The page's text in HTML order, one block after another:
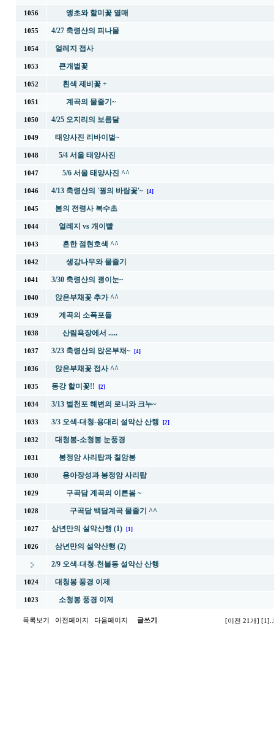
1056 앵초와 할미꽃 열매
1055 4/27 축령산의 피나물
1054 얼레지 접사
1053 큰개별꽃
1052 흰색 제비꽃 +
1051 계곡의 물줄기~
1050 4/25 오지리의 보름달
1049 태양사진 리바이벌~
1048 5/4 서울 태양사진
1047 5/6 서울 태양사진 ^^
1046 4/13 축령산의 '꿩의 바람꽃'~ [4]
1045 봄의 전령사 복수초
1044 얼레지 vs 개이빨
1043 흔한 점현호색 ^^
1042 생강나무와 물줄기
1041 3/30 축령산의 괭이눈~
1040 앉은부채꽃 추가 ^^
1039 계곡의 소폭포들
1038 산림욕장에서 .....
1037 3/23 축령산의 앉은부채~ [4]
1036 앉은부채꽃 접사 ^^
1035 동강 할미꽃!! [2]
1034 3/13 벌천포 해변의 로니와 크누~
1033 3/3 오색-대청-용대리 설악산 산행 [2]
1032 대청봉-소청봉 눈풍경
1031 봉정암 사리탑과 칠암봉
1030 용아장성과 봉정암 사리탑
1029 구곡담 계곡의 이른봄 ~
1028 구곡담 백담계곡 물줄기 ^^
1027 삼년만의 설악산행 (1) [1]
1026 삼년만의 설악산행 (2)
2/9 오색-대청-천불동 설악산 산행
1024 대청봉 풍경 이제
1023 소청봉 풍경 이제
목록보기 이전페이지 다음페이지 글쓰기 [이전 21개] [1]